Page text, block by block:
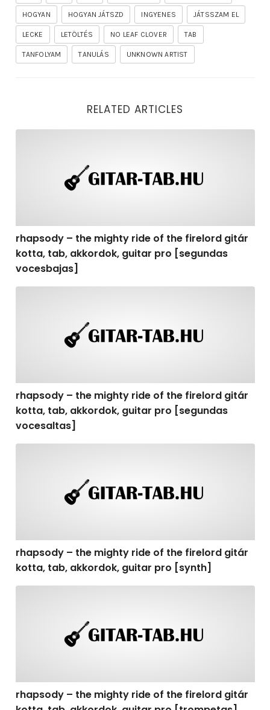
HOGYAN HOGYAN JÁTSZD INGYENES JÁTSSZAM EL
LECKE LETÖLTÉS NO LEAF CLOVER TAB
TANFOLYAM TANULÁS UNKNOWN ARTIST
RELATED ARTICLES
rhapsody – the mighty ride of the firelord gitár
kotta, tab, akkordok, guitar pro [segundas
vocesbajas]
rhapsody – the mighty ride of the firelord gitár
kotta, tab, akkordok, guitar pro [segundas
vocesaltas]
rhapsody – the mighty ride of the firelord gitár
kotta, tab, akkordok, guitar pro [synth]
rhapsody – the mighty ride of the firelord gitár